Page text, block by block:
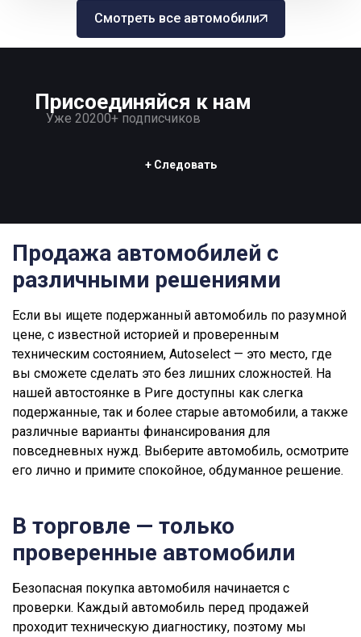
Смотреть все автомобили
Присоединяйся к нам
Уже 20200+ подписчиков
+ Следовать
Продажа автомобилей с
различными решениями
Если вы ищете подержанный автомобиль по разумной
цене, с известной историей и проверенным
техническим состоянием, Autoselect — это место, где
вы сможете сделать это без лишних сложностей. На
нашей автостоянке в Риге доступны как слегка
подержанные, так и более старые автомобили, а также
различные варианты финансирования для
повседневных нужд. Выберите автомобиль, осмотрите
его лично и примите спокойное, обдуманное решение.
В торговле — только
проверенные автомобили
Безопасная покупка автомобиля начинается с
проверки. Каждый автомобиль перед продажей
проходит техническую диагностику, поэтому мы